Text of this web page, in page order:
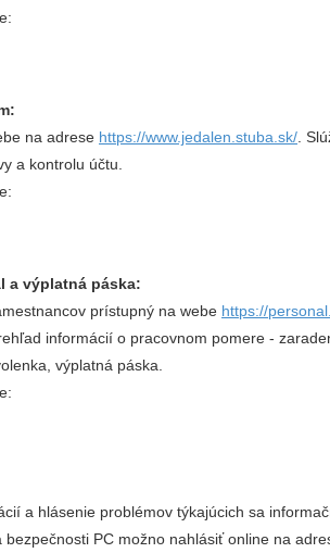
na adrese https://www.jedalen.stuba.sk/ .
a kontrolu účtu.
a výplatná páska:
prístupný na webe https://
informácií o pracovnom pomere -
výplatná páska.
a hlásenie problémov týkajúcich sa
bezpečnosti PC možno nahlásiť online na